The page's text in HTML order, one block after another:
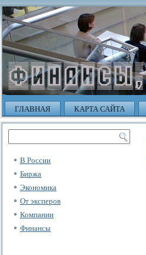
ГЛАВНАЯ КАРТА САЙТА
В России
Биржа
Экономика
От эксперов
Компании
Финансы